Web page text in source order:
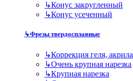
↳Конус закругленный
↳Конус усеченный
↳Фрезы твердосплавные
↳Коррекция геля, акрила
↳Очень крупная нарезка
↳Крупная нарезка